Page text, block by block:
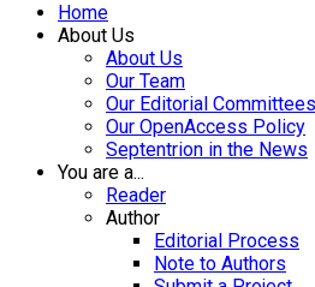
Home
About Us
About Us
Our Team
Our Editorial Committees
Our OpenAccess Policy
Septentrion in the News
You are a...
Reader
Author
Editorial Process
Note to Authors